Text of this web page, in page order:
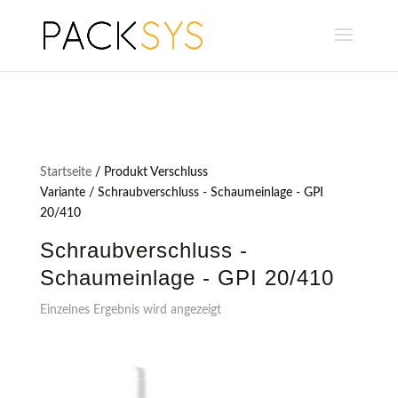
Startseite/ Produkt Verschluss
Variante / Schraubverschluss - Schaumeinlage - GPI
20/410
Schraubverschluss -
Schaumeinlage - GPI 20/410
Einzelnes Ergebnis wird angezeigt